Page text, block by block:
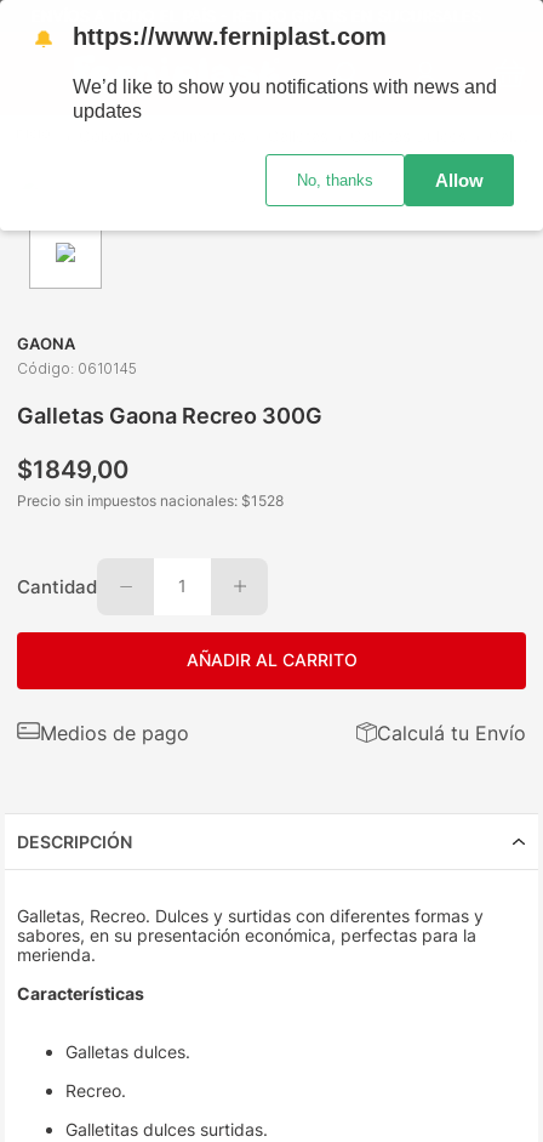
GAONA
Código: 0610145
Galletas Gaona Recreo 300G
$1849,00
Precio sin impuestos nacionales: $1528
Cantidad 1
AÑADIR AL CARRITO
Medios de pago Calculá tu Envío
DESCRIPCIÓN
Galletas, Recreo. Dulces y surtidas con diferentes formas y
sabores, en su presentación económica, perfectas para la
merienda.
Características
Galletas dulces.
Recreo.
Galletitas dulces surtidas.
🔔 https://www.ferniplast.com
We’d like to show you notifications with news and
updates
No, thanks Allow